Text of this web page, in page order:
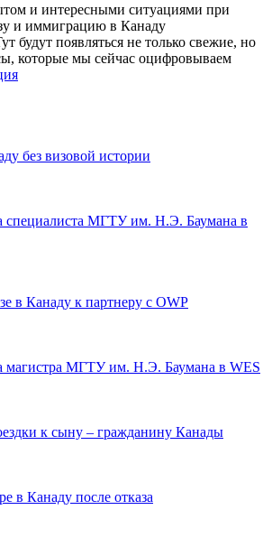
и интересными ситуациями при
и иммиграцию в Канаду
будут появляться не только свежие, но
которые мы сейчас оцифровываем
без визовой истории
специалиста МГТУ им. Н.Э. Баумана в
в Канаду к партнеру с OWP
магистра МГТУ им. Н.Э. Баумана в WES
к сыну – гражданину Канады
в Канаду после отказа